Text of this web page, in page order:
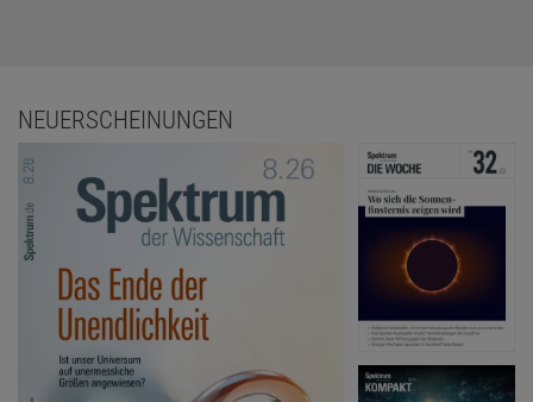
NEUERSCHEINUNGEN